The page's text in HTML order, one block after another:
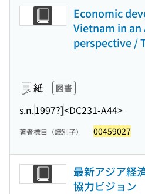
Economic
Vietnam in an
perspective /
紙 図書
s.n.1997?]<DC231-A44>
著者標目（識別子） 00459027
最新アジア経
協力ビジョン